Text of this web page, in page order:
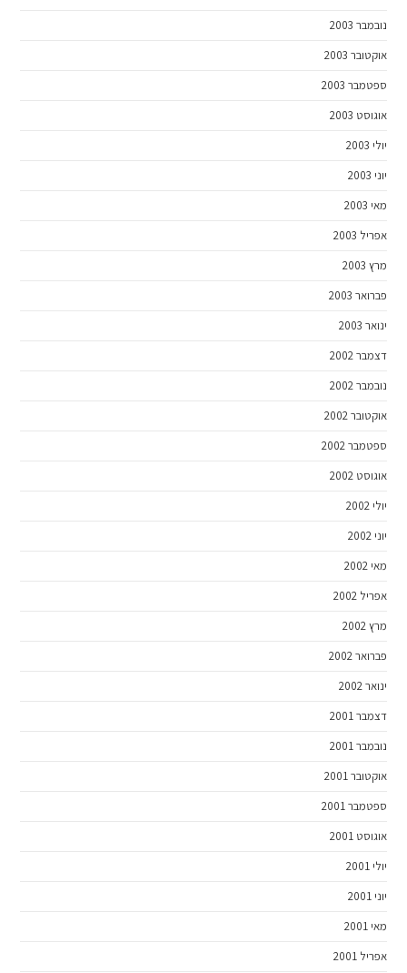
נובמבר 2003
אוקטובר 2003
ספטמבר 2003
אוגוסט 2003
יולי 2003
יוני 2003
מאי 2003
אפריל 2003
מרץ 2003
פברואר 2003
ינואר 2003
דצמבר 2002
נובמבר 2002
אוקטובר 2002
ספטמבר 2002
אוגוסט 2002
יולי 2002
יוני 2002
מאי 2002
אפריל 2002
מרץ 2002
פברואר 2002
ינואר 2002
דצמבר 2001
נובמבר 2001
אוקטובר 2001
ספטמבר 2001
אוגוסט 2001
יולי 2001
יוני 2001
מאי 2001
אפריל 2001